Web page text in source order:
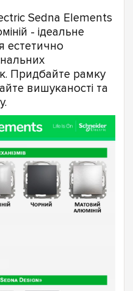
Sedna Elements
- ідеальне
естетично
Придбайте рамку
вишуканості та